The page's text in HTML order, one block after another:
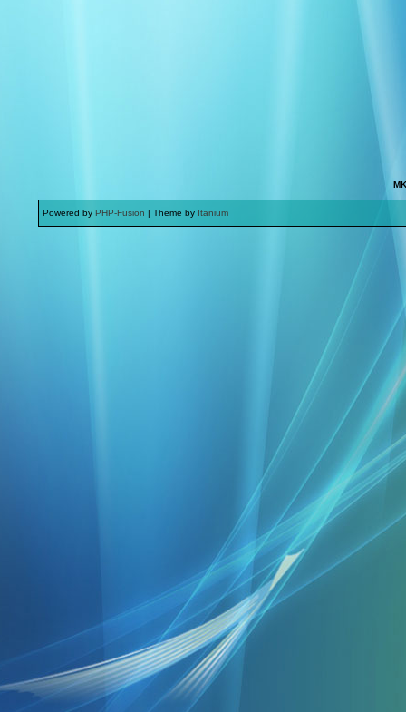
Powered by PHP-Fusion | Theme by Itanium